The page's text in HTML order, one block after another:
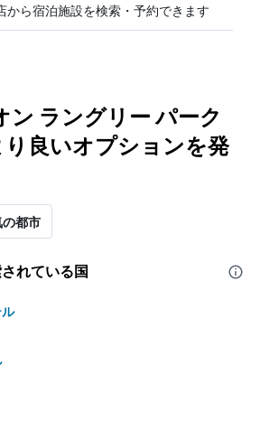
から宿泊施設を検索・予約できます
ン ラングリー パーク
良いオプションを発
の都市
れている国